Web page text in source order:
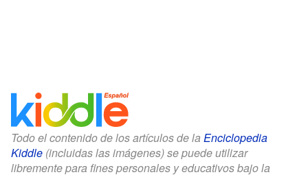
Todo el contenido de los artículos de la Enciclopedia
Kiddle (incluidas las imágenes) se puede utilizar
libremente para fines personales y educativos bajo la